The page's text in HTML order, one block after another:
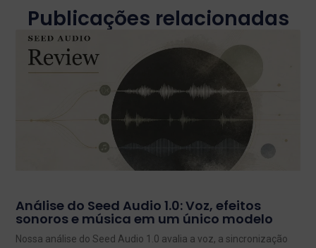
Publicações relacionadas
Análise do Seed Audio 1.0: Voz, efeitos
sonoros e música em um único modelo
Nossa análise do Seed Audio 1.0 avalia a voz, a sincronização